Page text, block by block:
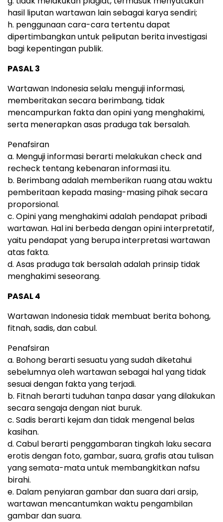
hasil liputan wartawan lain sebagai karya sendiri;
h. penggunaan cara-cara tertentu dapat
dipertimbangkan untuk peliputan berita investigasi
bagi kepentingan publik.
PASAL 3
Wartawan Indonesia selalu menguji informasi,
memberitakan secara berimbang, tidak
mencampurkan fakta dan opini yang menghakimi,
serta menerapkan asas praduga tak bersalah.
Penafsiran
a. Menguji informasi berarti melakukan check and
recheck tentang kebenaran informasi itu.
b. Berimbang adalah memberikan ruang atau waktu
pemberitaan kepada masing-masing pihak secara
proporsional.
c. Opini yang menghakimi adalah pendapat pribadi
wartawan. Hal ini berbeda dengan opini interpretatif,
yaitu pendapat yang berupa interpretasi wartawan
atas fakta.
d. Asas praduga tak bersalah adalah prinsip tidak
menghakimi seseorang.
PASAL 4
Wartawan Indonesia tidak membuat berita bohong,
fitnah, sadis, dan cabul.
Penafsiran
a. Bohong berarti sesuatu yang sudah diketahui
sebelumnya oleh wartawan sebagai hal yang tidak
sesuai dengan fakta yang terjadi.
b. Fitnah berarti tuduhan tanpa dasar yang dilakukan
secara sengaja dengan niat buruk.
c. Sadis berarti kejam dan tidak mengenal belas
kasihan.
d. Cabul berarti penggambaran tingkah laku secara
erotis dengan foto, gambar, suara, grafis atau tulisan
yang semata-mata untuk membangkitkan nafsu
birahi.
e. Dalam penyiaran gambar dan suara dari arsip,
wartawan mencantumkan waktu pengambilan
gambar dan suara.